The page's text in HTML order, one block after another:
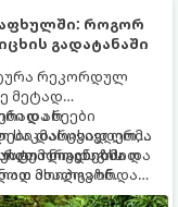
როგორ
გადატანაში
რეკორდულ
მეტად
და ხეები
საკმარისად ღრმა
ნიადაგის
მოიპოვონ.
არ
დასცვივდეთ,
ორგანიზმითდა
ახალგაზრდა